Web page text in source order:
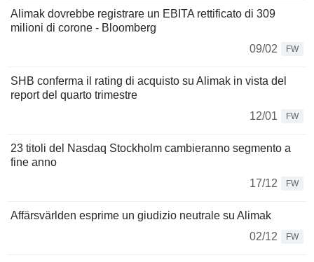
Alimak dovrebbe registrare un EBITA rettificato di 309
milioni di corone - Bloomberg
09/02
FW
SHB conferma il rating di acquisto su Alimak in vista del
report del quarto trimestre
12/01
FW
23 titoli del Nasdaq Stockholm cambieranno segmento a
fine anno
17/12
FW
Affärsvärlden esprime un giudizio neutrale su Alimak
02/12
FW